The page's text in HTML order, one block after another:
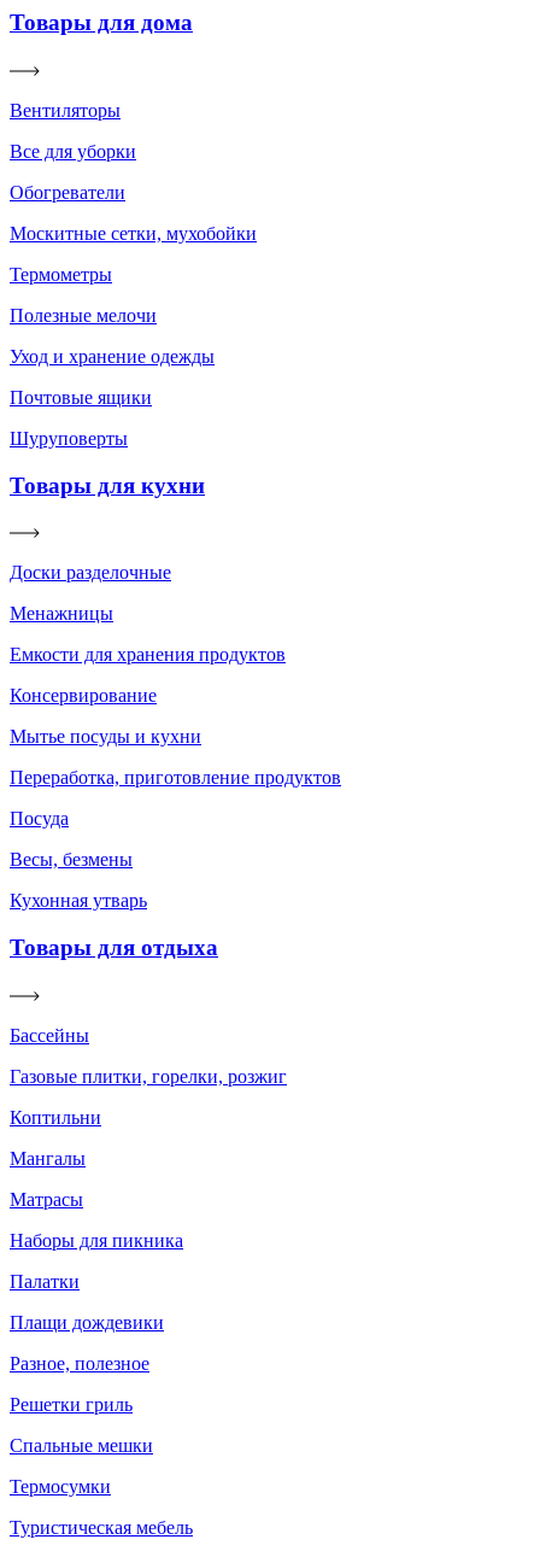
Товары для дома
Вентиляторы
Все для уборки
Обогреватели
Москитные сетки, мухобойки
Термометры
Полезные мелочи
Уход и хранение одежды
Почтовые ящики
Шуруповерты
Товары для кухни
Доски разделочные
Менажницы
Емкости для хранения продуктов
Консервирование
Мытье посуды и кухни
Переработка, приготовление продуктов
Посуда
Весы, безмены
Кухонная утварь
Товары для отдыха
Бассейны
Газовые плитки, горелки, розжиг
Коптильни
Мангалы
Матрасы
Наборы для пикника
Палатки
Плащи дождевики
Разное, полезное
Решетки гриль
Спальные мешки
Термосумки
Туристическая мебель